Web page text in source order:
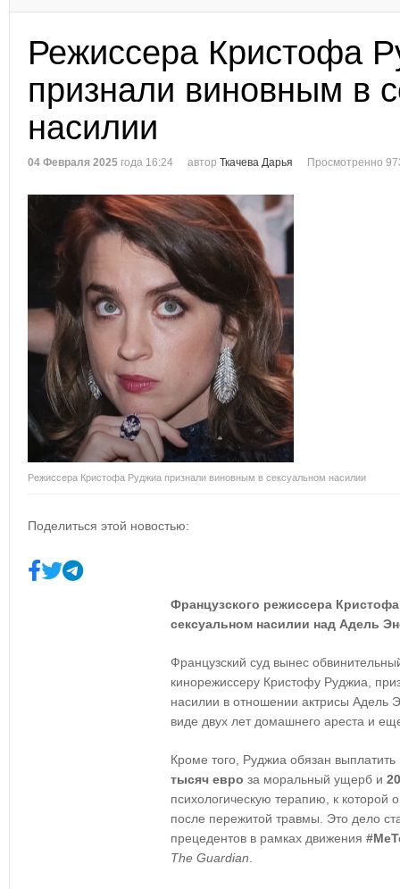
Режиссера Кристофа
признали виновным в
насилии
04 Февраля 2025 года 16:24 автор Ткачева Дарья Просмотренно
Режиссера Кристофа Руджиа признали виновным в сексуальном насилии
Поделиться этой новостью:
Французского режиссера
сексуальном насилии над Адель
Французский суд вынес
кинорежиссеру Кристофу Руджиа,
насилии в отношении актрисы Адель
виде двух лет домашнего ареста и
Кроме того, Руджиа обязан
тысяч евро за моральный ущерб и
психологическую терапию, к которой
после пережитой травмы. Это дело
прецедентов в рамках движения
The Guardian